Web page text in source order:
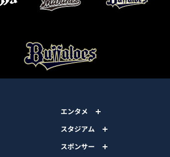
エンタメ
スタジアム
スポンサー